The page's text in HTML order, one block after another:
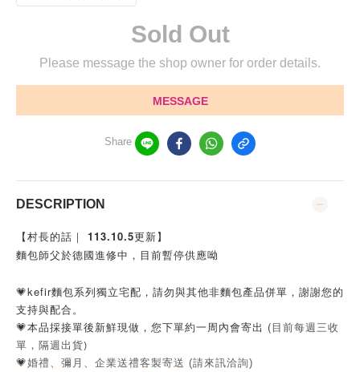
Sold Out
Please message the shop owner for order details.
MESSAGE
Share
DESCRIPTION
【村長的話｜ 113.10.5更新】
麵包師父於德國進修中，目前暫停供應呦
💗kefir麵包系列獨立宅配，請勿與其他非麵包產品併單，謝謝您的
支持與配合。
💗本品採接單後新鮮現做，您下單約一周內會寄出 (目前每週三收
單，隔週出貨)
💗婚禮、彌月、企業送禮客製寄送 (請來訊洽詢)